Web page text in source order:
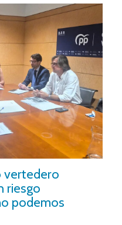
vertedero
riesgo
podemos